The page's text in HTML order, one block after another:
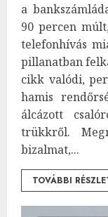
a
90 percen
telefonhívás
pillanatban
cikk valódi,
hamis
álcázott
trükkről.
bizalmat,...
TOVÁBBI